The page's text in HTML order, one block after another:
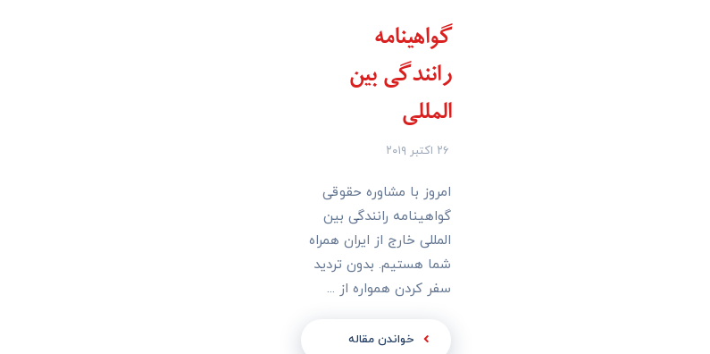
گواهینامه
رانندگی بین
المللی
۲۶ اکتبر ۲۰۱۹
امروز با مشاوره حقوقی
گواهینامه رانندگی بین
المللی خارج از ایران همراه
شما هستیم. بدون تردید
سفر کردن همواره از ...
خواندن مقاله